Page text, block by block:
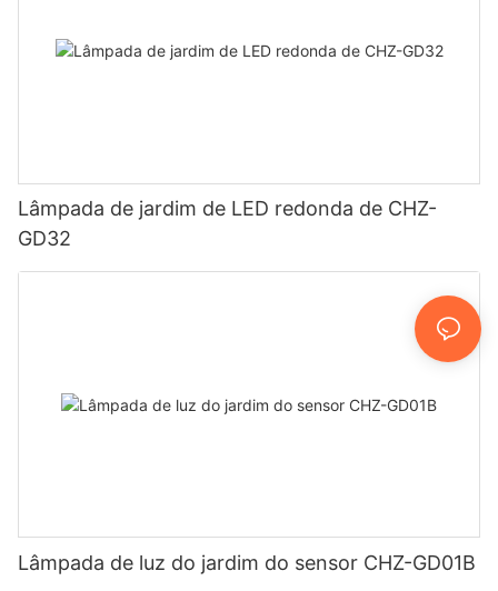
Lâmpada de jardim de LED redonda de CHZ-
GD32
Lâmpada de luz do jardim do sensor CHZ-GD01B